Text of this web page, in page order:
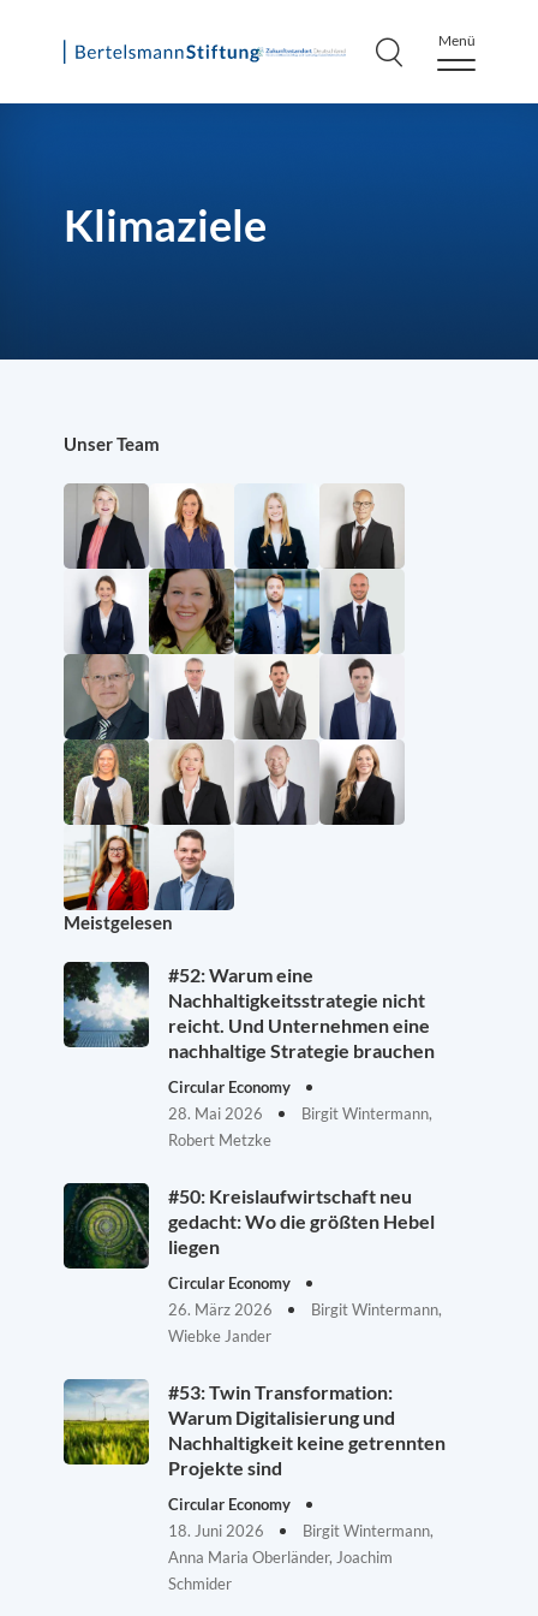
Skip
Menü
Klimaziele
Unser Team
Meistgelesen
#52: Warum eine
Nachhaltigkeitsstrategie nicht
reicht. Und Unternehmen eine
nachhaltige Strategie brauchen
Circular Economy
28. Mai 2026
Birgit Wintermann,
Robert Metzke
#50: Kreislaufwirtschaft neu
gedacht: Wo die größten Hebel
liegen
Circular Economy
26. März 2026
Birgit Wintermann,
Wiebke Jander
#53: Twin Transformation:
Warum Digitalisierung und
Nachhaltigkeit keine getrennten
Projekte sind
Circular Economy
18. Juni 2026
Birgit Wintermann,
Anna Maria Oberländer, Joachim
Schmider